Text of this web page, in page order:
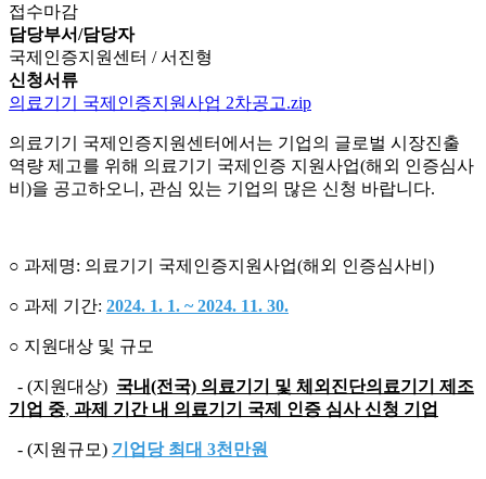
접수마감
담당부서/담당자
국제인증지원센터 / 서진형
신청서류
의료기기 국제인증지원사업 2차공고.zip
의료기기 국제인증지원센터에서는 기업의 글로벌 시장진출
역량 제고를 위해 의료기기 국제인증 지원사업(해외 인증심사
비)을 공고하오니, 관심 있는 기업의 많은 신청 바랍니다.
○ 과제명: 의료기기 국제인증지원사업(해외 인증심사비)
○ 과제 기간: 2024. 1. 1. ~ 2024. 11. 30.
○ 지원대상 및 규모
- (지원대상) 국내(전국) 의료기기 및 체외진단의료기기 제조
기업 중, 과제 기간 내 의료기기 국제 인증 심사 신청 기업
- (지원규모) 기업당 최대 3천만원